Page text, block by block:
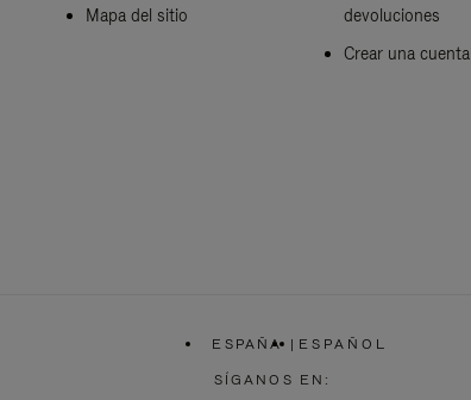
Mapa del sitio
devoluciones
Crear una cuenta
ESPAÑA
ELIGE
LA
| ESPAÑOL
SÍGANOS EN: